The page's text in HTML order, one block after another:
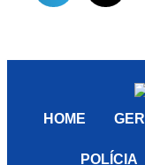
HOME
POLÍCIA